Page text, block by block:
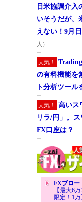
日米協調介入
いそうだが、
えない！9月
人）
人気！
の有料機能を
ト分析ツール
人気！
高いス
リラ/円」。
FX口座は？
FXブロー
【最大6
限定！1